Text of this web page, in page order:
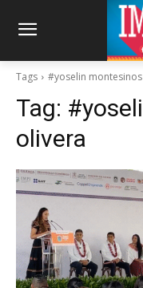
Tags #yoselin
Tag:
olivera